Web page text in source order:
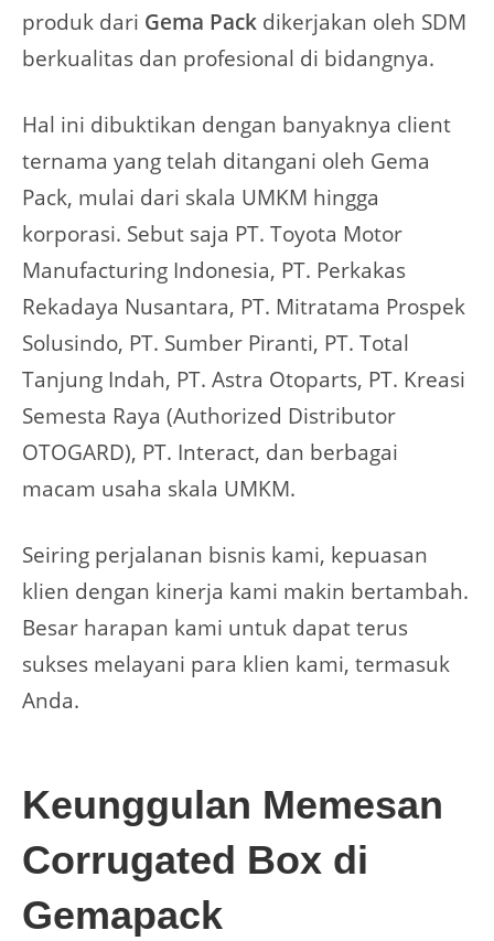
produk dari Gema Pack dikerjakan oleh SDM
berkualitas dan profesional di bidangnya.
Hal ini dibuktikan dengan banyaknya client
ternama yang telah ditangani oleh Gema
Pack, mulai dari skala UMKM hingga
korporasi. Sebut saja PT. Toyota Motor
Manufacturing Indonesia, PT. Perkakas
Rekadaya Nusantara, PT. Mitratama Prospek
Solusindo, PT. Sumber Piranti, PT. Total
Tanjung Indah, PT. Astra Otoparts, PT. Kreasi
Semesta Raya (Authorized Distributor
OTOGARD), PT. Interact, dan berbagai
macam usaha skala UMKM.
Seiring perjalanan bisnis kami, kepuasan
klien dengan kinerja kami makin bertambah.
Besar harapan kami untuk dapat terus
sukses melayani para klien kami, termasuk
Anda.
Keunggulan Memesan
Corrugated Box di
Gemapack